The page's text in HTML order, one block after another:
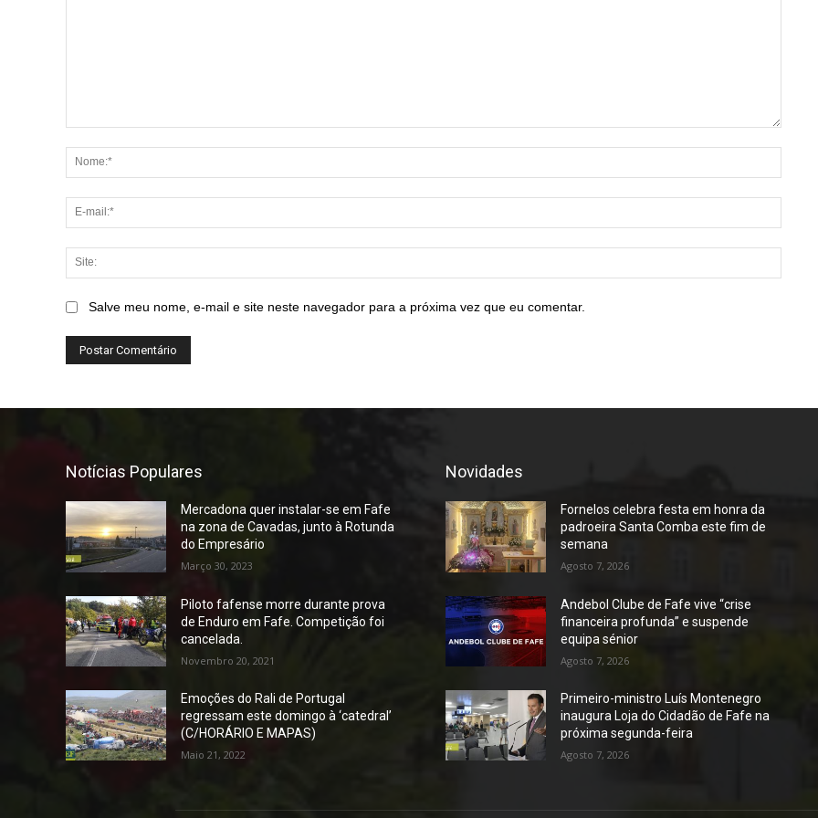
Salve meu nome, e-mail e site neste navegador para a próxima vez que eu comentar.
Notícias Populares
Mercadona quer instalar-se em Fafe
na zona de Cavadas, junto à Rotunda
do Empresário
Março 30, 2023
Piloto fafense morre durante prova
de Enduro em Fafe. Competição foi
cancelada.
Novembro 20, 2021
Emoções do Rali de Portugal
regressam este domingo à ‘catedral’
(C/HORÁRIO E MAPAS)
Maio 21, 2022
Novidades
Fornelos celebra festa em honra da
padroeira Santa Comba este fim de
semana
Agosto 7, 2026
Andebol Clube de Fafe vive “crise
financeira profunda” e suspende
equipa sénior
Agosto 7, 2026
Primeiro-ministro Luís Montenegro
inaugura Loja do Cidadão de Fafe na
próxima segunda-feira
Agosto 7, 2026